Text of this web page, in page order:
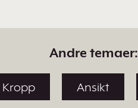
Andre temaer:
Kropp Ansikt